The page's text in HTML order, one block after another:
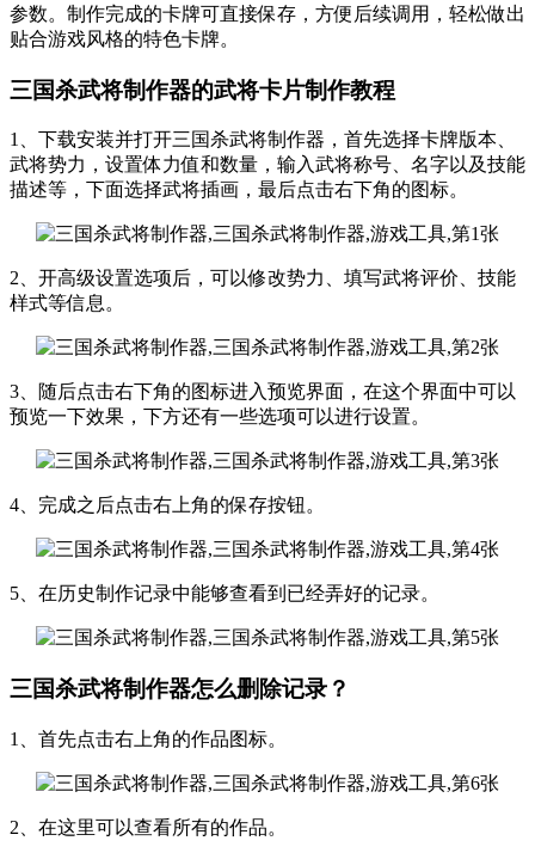
参数。制作完成的卡牌可直接保存，方便后续调用，轻松做出
贴合游戏风格的特色卡牌。
三国杀武将制作器的武将卡片制作教程
1、下载安装并打开三国杀武将制作器，首先选择卡牌版本、
武将势力，设置体力值和数量，输入武将称号、名字以及技能
描述等，下面选择武将插画，最后点击右下角的图标。
2、开高级设置选项后，可以修改势力、填写武将评价、技能
样式等信息。
3、随后点击右下角的图标进入预览界面，在这个界面中可以
预览一下效果，下方还有一些选项可以进行设置。
4、完成之后点击右上角的保存按钮。
5、在历史制作记录中能够查看到已经弄好的记录。
三国杀武将制作器怎么删除记录？
1、首先点击右上角的作品图标。
2、在这里可以查看所有的作品。